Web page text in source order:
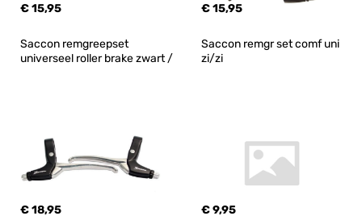
€ 15,95 € 15,95
Saccon remgreepset
universeel roller brake zwart /
€ 18,95
Saccon remgr set comf uni
zi/zi
€ 9,95